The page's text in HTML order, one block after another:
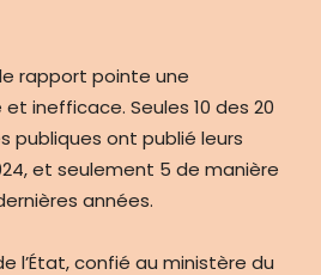
rapport pointe une
inefficace. Seules 10 des 20
publiques ont publié leurs
et seulement 5 de manière
années.
l’État, confié au ministère du